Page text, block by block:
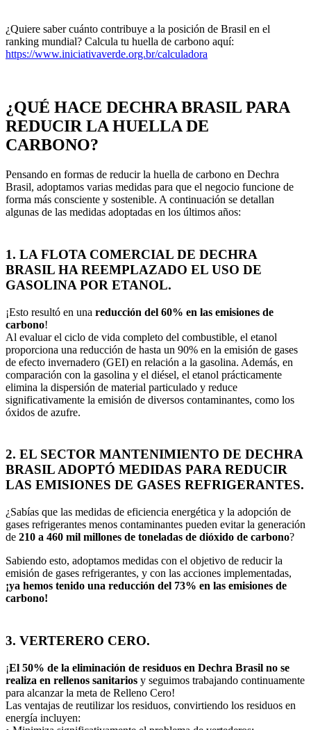
¿Quiere saber cuánto contribuye a la posición de Brasil en el
ranking mundial? Calcula tu huella de carbono aquí:
https://www.iniciativaverde.org.br/calculadora
¿QUÉ HACE DECHRA BRASIL PARA
REDUCIR LA HUELLA DE
CARBONO?
Pensando en formas de reducir la huella de carbono en Dechra
Brasil, adoptamos varias medidas para que el negocio funcione de
forma más consciente y sostenible. A continuación se detallan
algunas de las medidas adoptadas en los últimos años:
1. LA FLOTA COMERCIAL DE DECHRA
BRASIL HA REEMPLAZADO EL USO DE
GASOLINA POR ETANOL.
¡Esto resultó en una reducción del 60% en las emisiones de
carbono!
Al evaluar el ciclo de vida completo del combustible, el etanol
proporciona una reducción de hasta un 90% en la emisión de gases
de efecto invernadero (GEI) en relación a la gasolina. Además, en
comparación con la gasolina y el diésel, el etanol prácticamente
elimina la dispersión de material particulado y reduce
significativamente la emisión de diversos contaminantes, como los
óxidos de azufre.
2. EL SECTOR MANTENIMIENTO DE DECHRA
BRASIL ADOPTÓ MEDIDAS PARA REDUCIR
LAS EMISIONES DE GASES REFRIGERANTES.
¿Sabías que las medidas de eficiencia energética y la adopción de
gases refrigerantes menos contaminantes pueden evitar la generación
de 210 a 460 mil millones de toneladas de dióxido de carbono?
Sabiendo esto, adoptamos medidas con el objetivo de reducir la
emisión de gases refrigerantes, y con las acciones implementadas,
¡ya hemos tenido una reducción del 73% en las emisiones de
carbono!
3. VERTERERO CERO.
¡El 50% de la eliminación de residuos en Dechra Brasil no se
realiza en rellenos sanitarios y seguimos trabajando continuamente
para alcanzar la meta de Relleno Cero!
Las ventajas de reutilizar los residuos, convirtiendo los residuos en
energía incluyen: